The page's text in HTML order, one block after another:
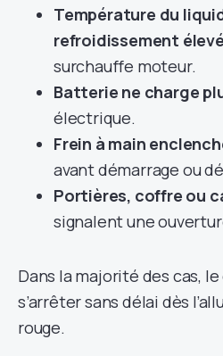
Température du
refroidissement
surchauffe moteur.
Batterie ne charge
électrique.
Frein à main
avant démarrage ou
Portières, coffre ou
signalent une
Dans la majorité des cas,
s’arrêter sans délai dès
rouge.